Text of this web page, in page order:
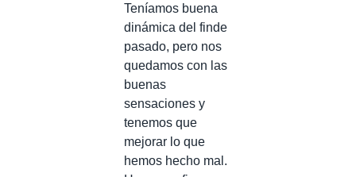
Teníamos buena
dinámica del finde
pasado, pero nos
quedamos con las
buenas
sensaciones y
tenemos que
mejorar lo que
hemos hecho mal.